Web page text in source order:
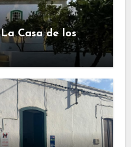
Casa de los